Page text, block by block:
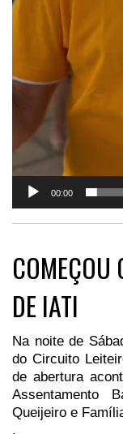
00:00
COMEÇOU
DE IATI
Na noite de
do Circuito
de abertura
Assentamento
Queijeiro e
.